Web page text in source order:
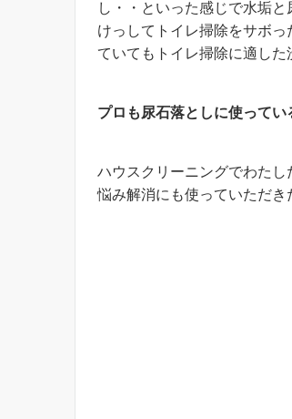
し・・といった感じで水垢
けっしてトイレ掃除をサボ
ていてもトイレ掃除に適した
プロも尿石落としに使ってい
ハウスクリーニングでわた
悩み解消にも使っていただき